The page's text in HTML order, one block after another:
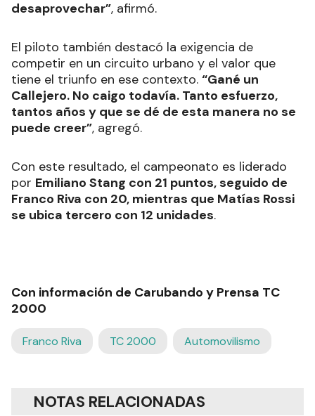
desaprovechar”, afirmó.
El piloto también destacó la exigencia de
competir en un circuito urbano y el valor que
tiene el triunfo en ese contexto. “Gané un
Callejero. No caigo todavía. Tanto esfuerzo,
tantos años y que se dé de esta manera no se
puede creer”, agregó.
Con este resultado, el campeonato es liderado
por Emiliano Stang con 21 puntos, seguido de
Franco Riva con 20, mientras que Matías Rossi
se ubica tercero con 12 unidades.
Con información de Carubando y Prensa TC
2000
Franco Riva TC 2000 Automovilismo
NOTAS RELACIONADAS